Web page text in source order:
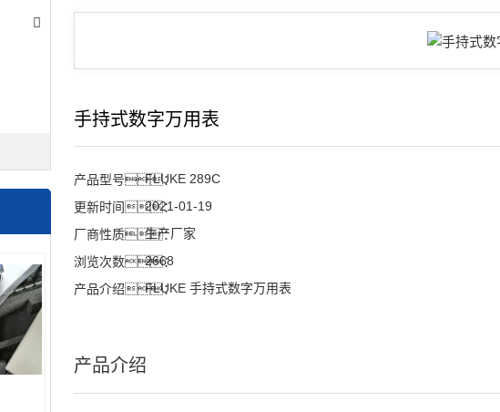
手持式数字万用表
产品型号：FLUKE 289C
更新时间：2021-01-19
厂商性质：
生产厂家
浏览次数：
2668
产品介绍：FLUKE 手持式数字万用表
产品介绍